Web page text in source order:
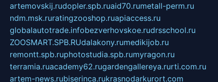
artemovskij.rudopler.spb.ruaid70.rumetall-perm.ru
ndm.msk.ruratingzooshop.ruapiaccess.ru
globalautotrade.infobezverhovskoe.rudrsschool.ru
ZOOSMART.SPB.RUdalakony.rumedikijob.ru
remontt.spb.ruphotostudia.spb.rumyragon.ru
terramia.ruacademy62.rugardengallereya.rurti.com.ru
artem-news.rubiserinca.rukrasnodarkurort.com